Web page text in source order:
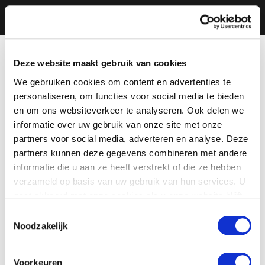
Deze website maakt gebruik van cookies
We gebruiken cookies om content en advertenties te
personaliseren, om functies voor social media te bieden
en om ons websiteverkeer te analyseren. Ook delen we
informatie over uw gebruik van onze site met onze
partners voor social media, adverteren en analyse. Deze
partners kunnen deze gegevens combineren met andere
informatie die u aan ze heeft verstrekt of die ze hebben
verzameld op basis van uw gebruik van hun services. U
Noodzakelijk
Voorkeuren